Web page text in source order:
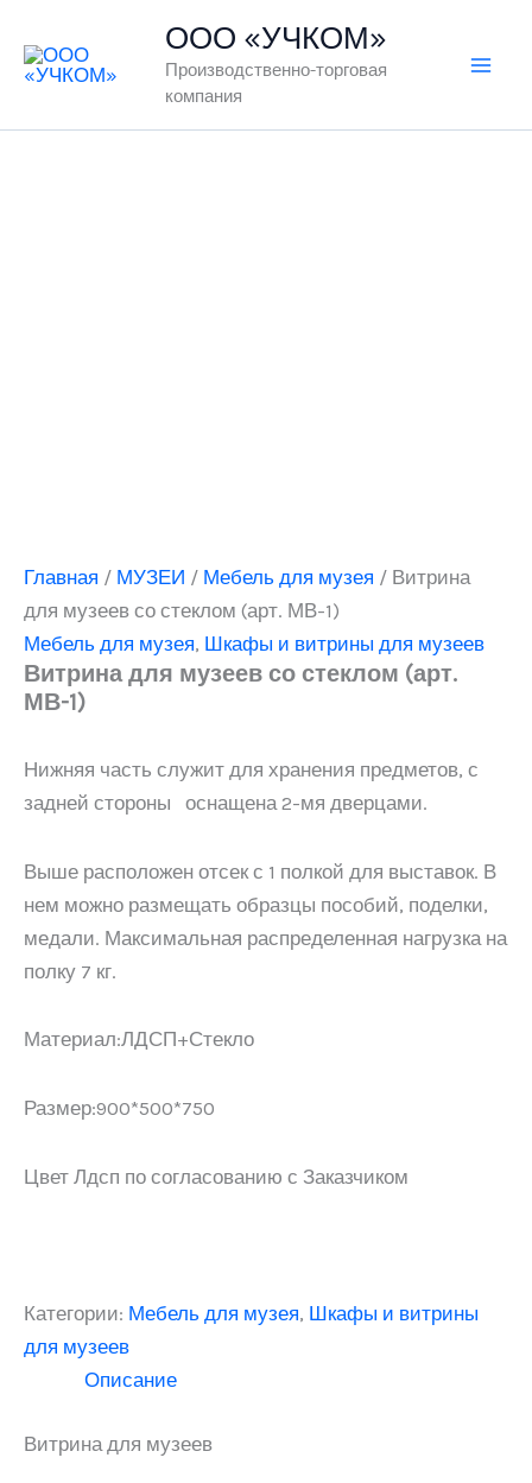
содержимому
ООО «УЧКОМ»
Производственно-торговая
компания
Главная / МУЗЕИ / Мебель для музея / Витрина
для музеев со стеклом (арт. МВ-1)
Мебель для музея, Шкафы и витрины для музеев
Витрина для музеев со стеклом (арт.
МВ-1)
Нижняя часть служит для хранения предметов, с
задней стороны оснащена 2-мя дверцами.
Выше расположен отсек с 1 полкой для выставок. В
нем можно размещать образцы пособий, поделки,
медали. Максимальная распределенная нагрузка на
полку 7 кг.
Материал:ЛДСП+Стекло
Размер:900*500*750
Цвет Лдсп по согласованию с Заказчиком
Категории: Мебель для музея, Шкафы и витрины
для музеев
Описание
Витрина для музеев